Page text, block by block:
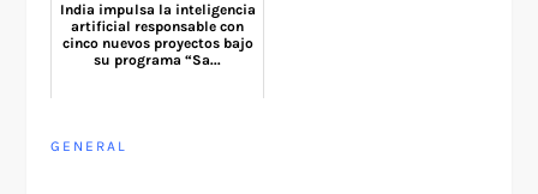
India impulsa la inteligencia
artificial responsable con
cinco nuevos proyectos bajo
su programa “Sa...
GENERAL